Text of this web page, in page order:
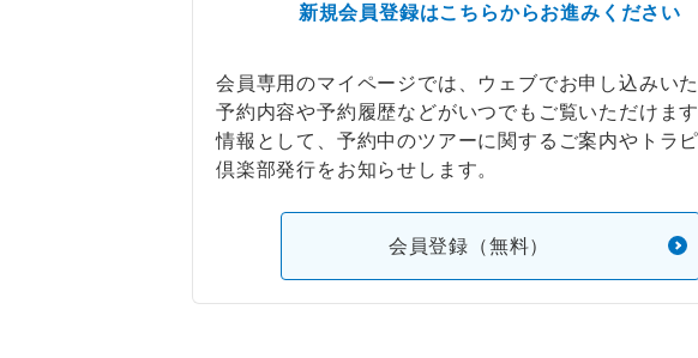
新規会員登録はこちらからお進みください
会員専用のマイページでは、ウェブでお申し込みい
予約内容や予約履歴などがいつでもご覧いただけま
情報として、予約中のツアーに関するご案内やトラ
倶楽部発行をお知らせします。
会員登録（無料）